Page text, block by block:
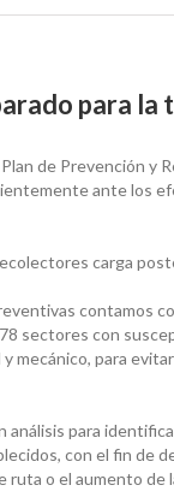
para
de Prevención y
ante los
carga
contamos
sectores con
mecánico, para
análisis para
con el fin de
ruta o el aumento de